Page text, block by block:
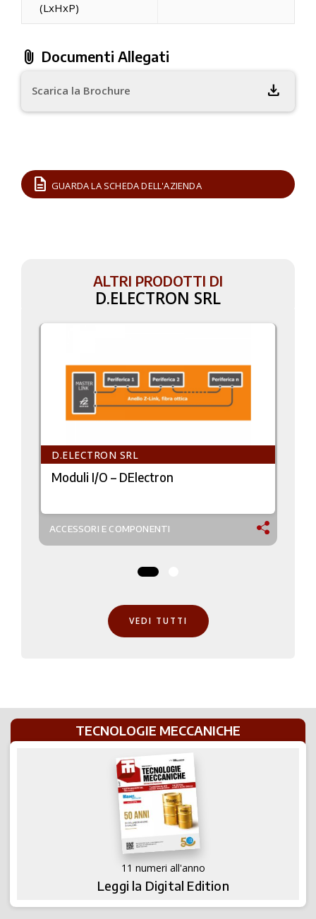
(LxHxP)
attach_file Documenti Allegati
Scarica la Brochure download
description GUARDA LA SCHEDA DELL'AZIENDA
ALTRI PRODOTTI DI
D.ELECTRON SRL
D.ELECTRON SRL
Moduli I/O – DElectron
ACCESSORI E COMPONENTI
VEDI TUTTI
TECNOLOGIE MECCANICHE
11 numeri all'anno
Leggi la Digital Edition